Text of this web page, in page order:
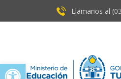
Open toolbar
Llamanos al